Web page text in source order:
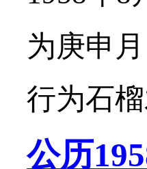
为庚申
行为石
公历